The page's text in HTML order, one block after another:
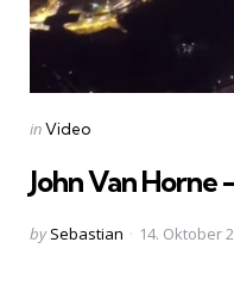
Categories
Posted
inVideo
John Van Horne
Posted
by Sebastian 14. Oktober